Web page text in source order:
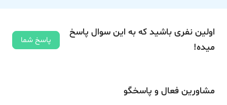
اولین نفری باشید که به این سوال پاسخ
میده!
پاسخ شما
مشاورین فعال و پاسخگو